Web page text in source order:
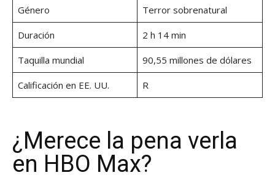
Género Terror sobrenatural
Duración 2 h 14 min
Taquilla mundial 90,55 millones de dólares
Calificación en EE. UU. R
¿Merece la pena verla
en HBO Max?